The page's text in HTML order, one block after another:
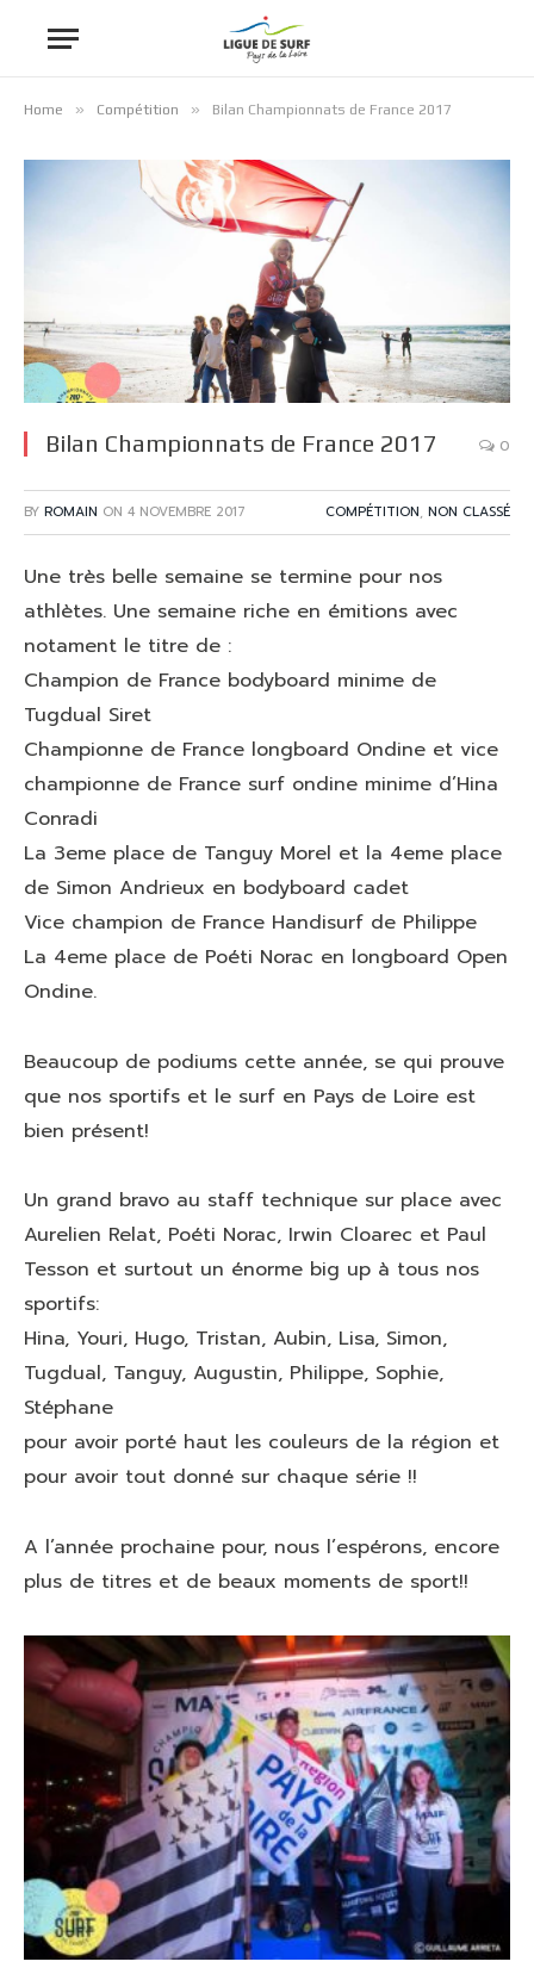
Home » Compétition » Bilan Championnats de France 2017
Bilan Championnats de France 2017 0
BY ROMAIN ON 4 NOVEMBRE 2017 COMPÉTITION, NON CLASSÉ
Une très belle semaine se termine pour nos
athlètes. Une semaine riche en émitions avec
notament le titre de :
Champion de France bodyboard minime de
Tugdual Siret
Championne de France longboard Ondine et vice
championne de France surf ondine minime d’Hina
Conradi
La 3eme place de Tanguy Morel et la 4eme place
de Simon Andrieux en bodyboard cadet
Vice champion de France Handisurf de Philippe
La 4eme place de Poéti Norac en longboard Open
Ondine.
Beaucoup de podiums cette année, se qui prouve
que nos sportifs et le surf en Pays de Loire est
bien présent!
Un grand bravo au staff technique sur place avec
Aurelien Relat, Poéti Norac, Irwin Cloarec et Paul
Tesson et surtout un énorme big up à tous nos
sportifs:
Hina, Youri, Hugo, Tristan, Aubin, Lisa, Simon,
Tugdual, Tanguy, Augustin, Philippe, Sophie,
Stéphane
pour avoir porté haut les couleurs de la région et
pour avoir tout donné sur chaque série !!
A l’année prochaine pour, nous l’espérons, encore
plus de titres et de beaux moments de sport!!